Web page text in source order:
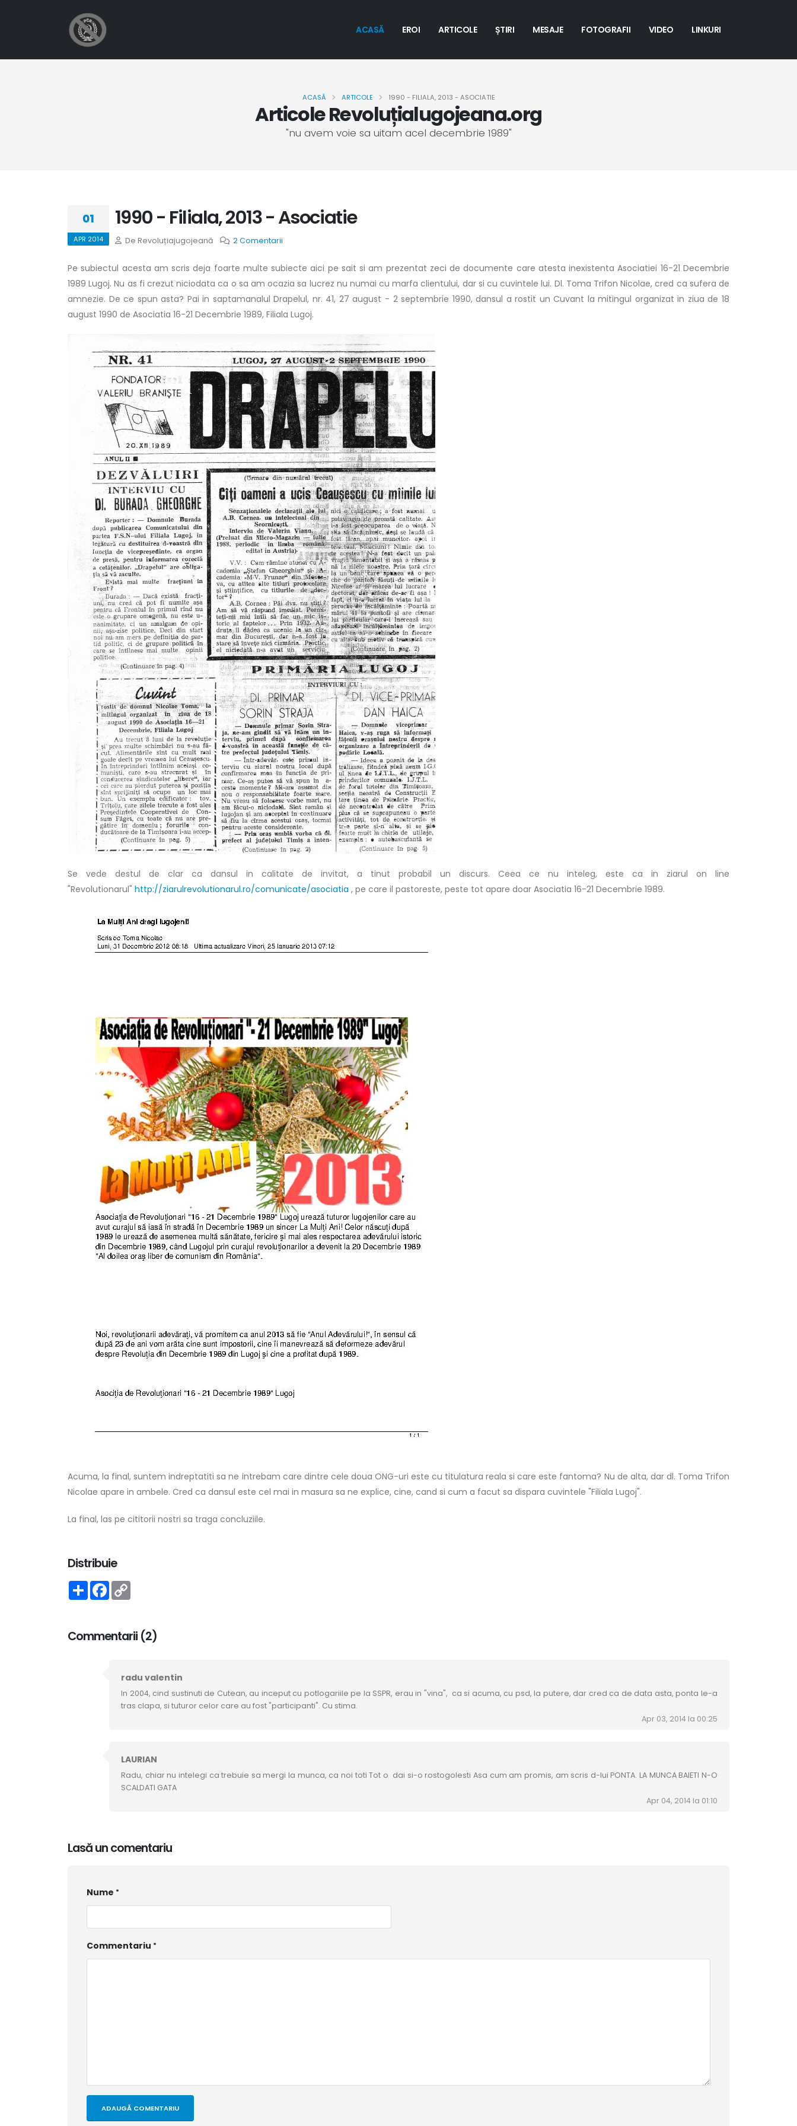
ACASĂ EROI ARTICOLE ȘTIRI MESAJE FOTOGRAFII VIDEO LINKURI
Articole Revoluțialugojeana.org
"nu avem voie sa uitam acel decembrie 1989"
ACASĂ ARTICOLE 1990 - FILIALA, 2013 - ASOCIATIE
01
APR 2014
1990 - Filiala, 2013 - Asociatie
De Revoluțiajugojeană 2 Comentarii
Pe subiectul acesta am scris deja foarte multe subiecte aici pe sait si am prezentat zeci de documente care atesta inexistenta Asociatiei 16-21 Decembrie
1989 Lugoj. Nu as fi crezut niciodata ca o sa am ocazia sa lucrez nu numai cu marfa clientului, dar si cu cuvintele lui. Dl. Toma Trifon Nicolae, cred ca sufera de
amnezie. De ce spun asta? Pai in saptamanalul Drapelul, nr. 41, 27 august - 2 septembrie 1990, dansul a rostit un Cuvant la mitingul organizat in ziua de 18
august 1990 de Asociatia 16-21 Decembrie 1989, Filiala Lugoj.
Se vede destul de clar ca dansul in calitate de invitat, a tinut probabil un discurs. Ceea ce nu inteleg, este ca in ziarul on line
"Revolutionarul" http://ziarulrevolutionarul.ro/comunicate/asociatia , pe care il pastoreste, peste tot apare doar Asociatia 16-21 Decembrie 1989.
Acuma, la final, suntem indreptatiti sa ne intrebam care dintre cele doua ONG-uri este cu titulatura reala si care este fantoma? Nu de alta, dar dl. Toma Trifon
Nicolae apare in ambele. Cred ca dansul este cel mai in masura sa ne explice, cine, cand si cum a facut sa dispara cuvintele "Filiala Lugoj".
La final, las pe cititorii nostri sa traga concluziile.
Distribuie
Share Facebook
Commentarii (2)
radu valentin
In 2004, cind sustinuti de Cutean, au inceput cu potlogariile pe la SSPR, erau in "vina", ca si acuma, cu psd, la putere, dar cred ca de data asta, ponta le-a
tras clapa, si tuturor celor care au fost "participanti". Cu stima.
Apr 03, 2014 la 00:25
LAURIAN
Radu, chiar nu intelegi ca trebuie sa mergi la munca, ca noi toti Tot o dai si-o rostogolesti Asa cum am promis, am scris d-lui PONTA. LA MUNCA BAIETI N-O
SCALDATI GATA
Apr 04, 2014 la 01:10
Lasă un comentariu
Nume
Commentariu